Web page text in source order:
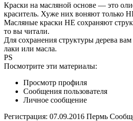
Краски на масляной основе — это
краситель. Хуже них воняют только
Масляные краски НЕ сохраняют
то вы читали.
Для сохранения структуры дерева
лаки или масла.
PS
Посмотрите эти материалы:
Просмотр профиля
Сообщения пользователя
Личное сообщение
Регистрация: 07.09.2016 Пермь